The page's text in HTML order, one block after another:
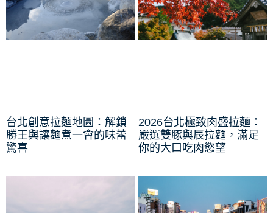
台北創意拉麵地圖：解鎖
勝王與讓麵煮一會的味蕾
驚喜
2026台北極致肉盛拉麵：
嚴選雙豚與辰拉麵，滿足
你的大口吃肉慾望